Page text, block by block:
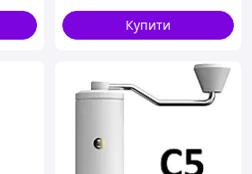
Купити